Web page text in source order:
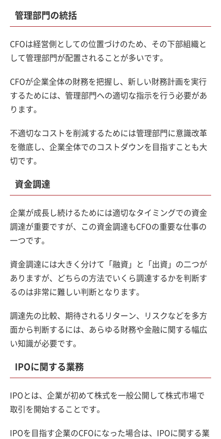
管理部門の統括
CFOは経営側としての位置づけのため、その下部組織と
して管理部門が配置されることが多いです。
CFOが企業全体の財務を把握し、新しい財務計画を実行
するためには、管理部門への適切な指示を行う必要があ
ります。
不適切なコストを削減するためには管理部門に意識改革
を徹底し、企業全体でのコストダウンを目指すことも大
切です。
資金調達
企業が成長し続けるためには適切なタイミングでの資金
調達が重要ですが、この資金調達もCFOの重要な仕事の
一つです。
資金調達には大きく分けて「融資」と「出資」の二つが
ありますが、どちらの方法でいくら調達するかを判断す
るのは非常に難しい判断となります。
調達先の比較、期待されるリターン、リスクなどを多方
面から判断するには、あらゆる財務や金融に関する幅広
い知識が必要です。
IPOに関する業務
IPOとは、企業が初めて株式を一般公開して株式市場で
取引を開始することです。
IPOを目指す企業のCFOになった場合は、IPOに関する業